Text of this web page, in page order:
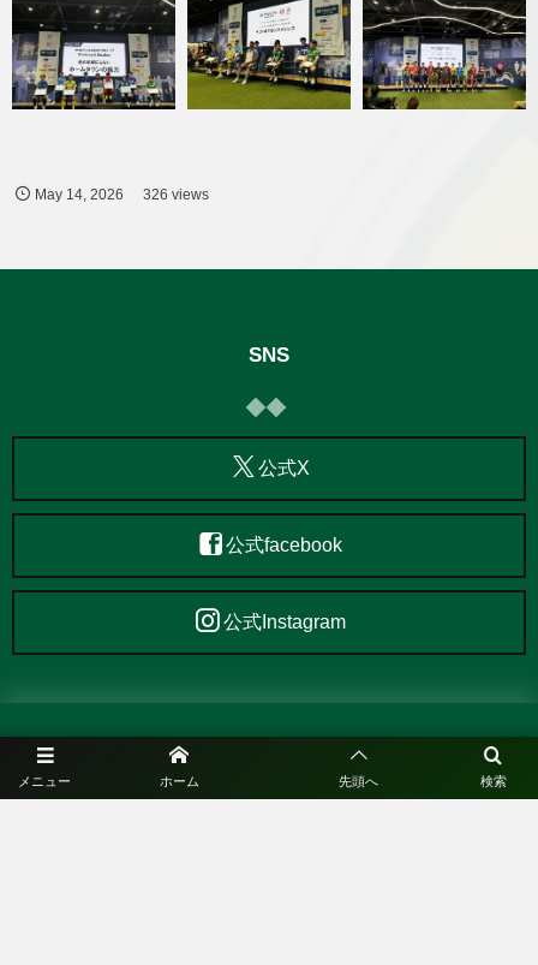
May 14 ,2026 326 views
メニュー 検索
ホーム 先頭へ
SNS
公式X
公式facebook
公式Instagram